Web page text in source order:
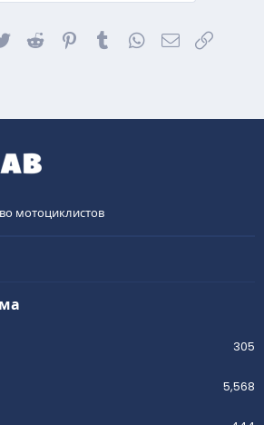
Twitter Reddit Pinterest
Tumblr WhatsApp
мотоциклистов
305
5,568